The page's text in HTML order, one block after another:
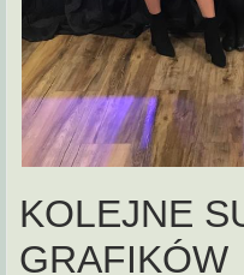
KOLEJNE
GRAFIKÓW